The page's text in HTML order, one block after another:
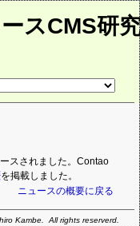
スCMS研
スされました。Contao
を掲載しました。
ニュースの概要に戻る
Kambe. All rights reserverd.